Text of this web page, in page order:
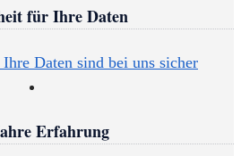
für Ihre Daten
Erfahrung